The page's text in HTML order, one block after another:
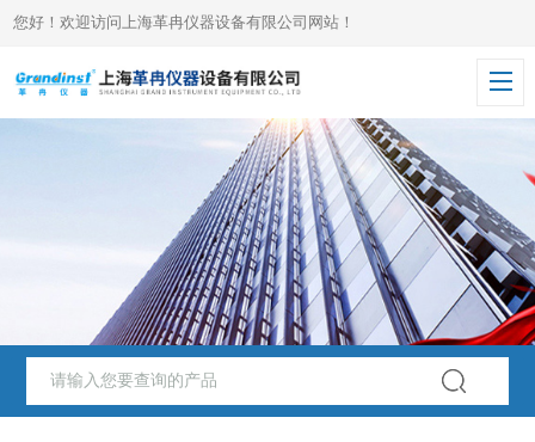
您好！欢迎访问上海革冉仪器设备有限公司网站！